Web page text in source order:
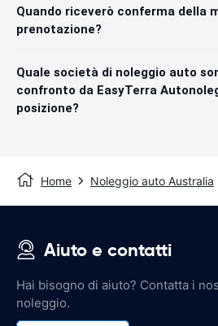
Quando riceverò conferma della
prenotazione?
Quale società di noleggio auto
confronto da EasyTerra
posizione?
Home Noleggio auto Australia
Aiuto e contatti
Hai bisogno di aiuto? Contatta i
noleggio.